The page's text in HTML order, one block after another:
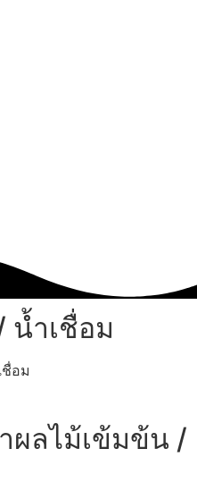
น้ำเชื่อม
อม
ผลไม้เข้มข้น /